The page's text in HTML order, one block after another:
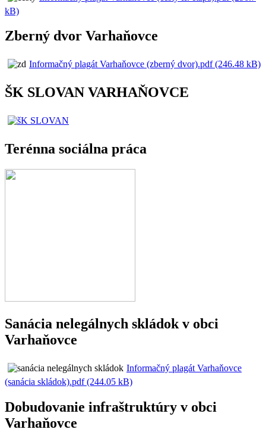
kB)
Zberný dvor Varhaňovce
Informačný plagát Varhaňovce (zberný dvor).pdf (246.48 kB)
ŠK SLOVAN VARHAŇOVCE
Terénna sociálna práca
Sanácia nelegálnych skládok v obci
Varhaňovce
Informačný plagát Varhaňovce
(sanácia skládok).pdf (244.05 kB)
Dobudovanie infraštruktúry v obci
Varhaňovce